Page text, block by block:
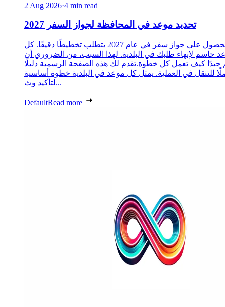
2 Aug 2026·4 min read
تحديد موعد في المحافظة لجواز السفر 2027
الحصول على جواز سفر في عام 2027 يتطلب تخطيطًا دقيقًا. كل
حاسم لإنهاء طلبك في البلدية. لهذا السبب، من الضروري أن
جيدًا كيف تعمل كل خطوة.تقدم لك هذه الصفحة الرسمية دليلًا
للتنقل في العملية. يمثل كل موعد في البلدية خطوة أساسية
لتأكيد وث...
DefaultRead more